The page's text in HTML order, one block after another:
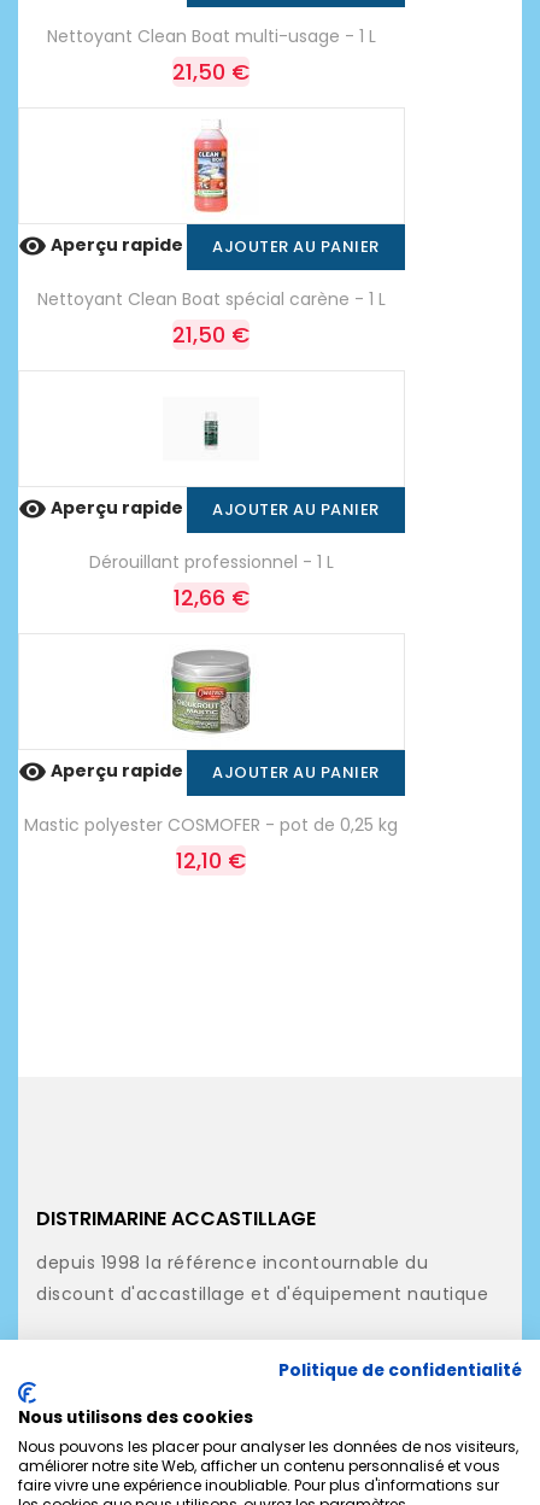
Nettoyant Clean Boat multi-usage - 1 L
21,50 €
 Aperçu rapide AJOUTER AU PANIER
Nettoyant Clean Boat spécial carène - 1 L
21,50 €
 Aperçu rapide AJOUTER AU PANIER
Dérouillant professionnel - 1 L
12,66 €
 Aperçu rapide AJOUTER AU PANIER
Mastic polyester COSMOFER - pot de 0,25 kg
12,10 €
DISTRIMARINE ACCASTILLAGE
depuis 1998 la référence incontournable du
discount d'accastillage et d'équipement nautique
NOS PRODUITS
MON COMPTE
Politique de confidentialité
Nous utilisons des cookies
Nous pouvons les placer pour analyser les données de nos visiteurs,
améliorer notre site Web, afficher un contenu personnalisé et vous
faire vivre une expérience inoubliable. Pour plus d'informations sur